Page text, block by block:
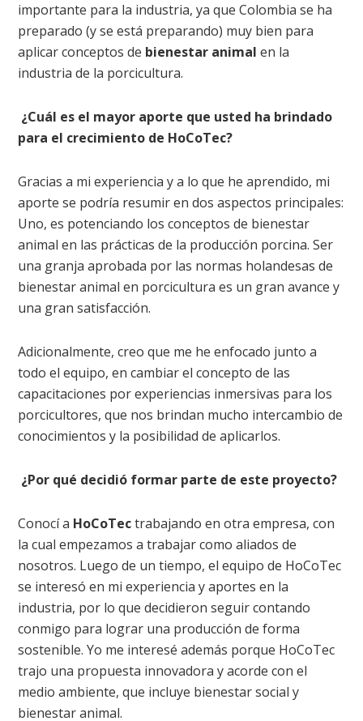
importante para la industria, ya que Colombia se ha
preparado (y se está preparando) muy bien para
aplicar conceptos de bienestar animal en la
industria de la porcicultura.
¿Cuál es el mayor aporte que usted ha brindado
para el crecimiento de HoCoTec?
Gracias a mi experiencia y a lo que he aprendido, mi
aporte se podría resumir en dos aspectos principales:
Uno, es potenciando los conceptos de bienestar
animal en las prácticas de la producción porcina. Ser
una granja aprobada por las normas holandesas de
bienestar animal en porcicultura es un gran avance y
una gran satisfacción.
Adicionalmente, creo que me he enfocado junto a
todo el equipo, en cambiar el concepto de las
capacitaciones por experiencias inmersivas para los
porcicultores, que nos brindan mucho intercambio de
conocimientos y la posibilidad de aplicarlos.
¿Por qué decidió formar parte de este proyecto?
Conocí a HoCoTectrabajando en otra empresa, con
la cual empezamos a trabajar como aliados de
nosotros. Luego de un tiempo, el equipo de HoCoTec
se interesó en mi experiencia y aportes en la
industria, por lo que decidieron seguir contando
conmigo para lograr una producción de forma
sostenible. Yo me interesé además porque HoCoTec
trajo una propuesta innovadora y acorde con el
medio ambiente, que incluye bienestar social y
bienestar animal.